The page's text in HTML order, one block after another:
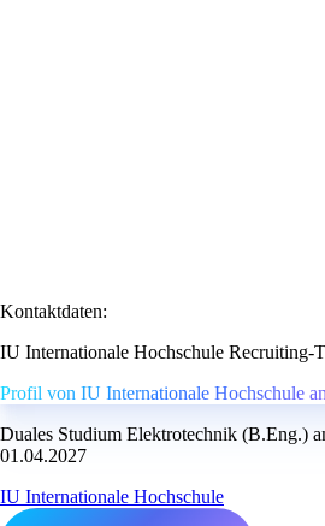
Kontaktdaten:
IU Internationale Hochschule Recruiting-
Profil von IU Internationale Hochschule
Duales Studium Elektrotechnik (B.Eng.)
01.04.2027
IU Internationale Hochschule